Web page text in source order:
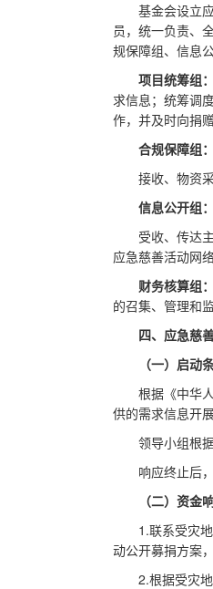
基金会设立
员，统一负责、
规保障组、信息
项目统筹组：
求信息；统筹调
作，并及时向捐
合规保障组：
接收、物资
信息公开组：
受收、传达
应急慈善活动网
财务核算组：
的召集、管理和
四、应急慈
（一）启动
根据《中华
供的需求信息开
领导小组根
响应终止后
（二）资金
1.联系受灾
动公开募捐方案
2.根据受灾